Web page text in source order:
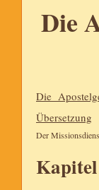
Die
Die
Übersetzung
Der